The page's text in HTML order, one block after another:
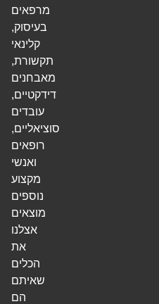
מרפאים
בעיסוק,
קלינאי
תקשורת,
מאבחנים
דידקטיים,
עובדים
סוציאליים,
רופאים
ואנשי
מקצוע
נוספים
מוצאים
אצלנו
את
הכלים
שאיתם
הם